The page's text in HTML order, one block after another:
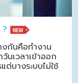
งกันคือทำงาน
นเวลาเข้าออก
บางระบบไม่ใช้